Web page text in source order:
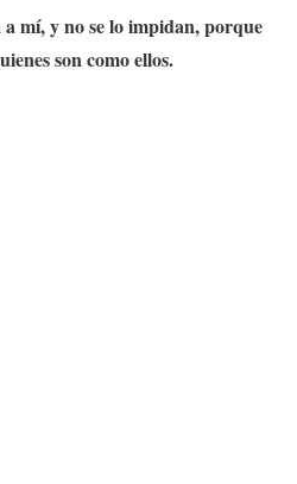
mí, y no se lo impidan, porque
son como ellos.